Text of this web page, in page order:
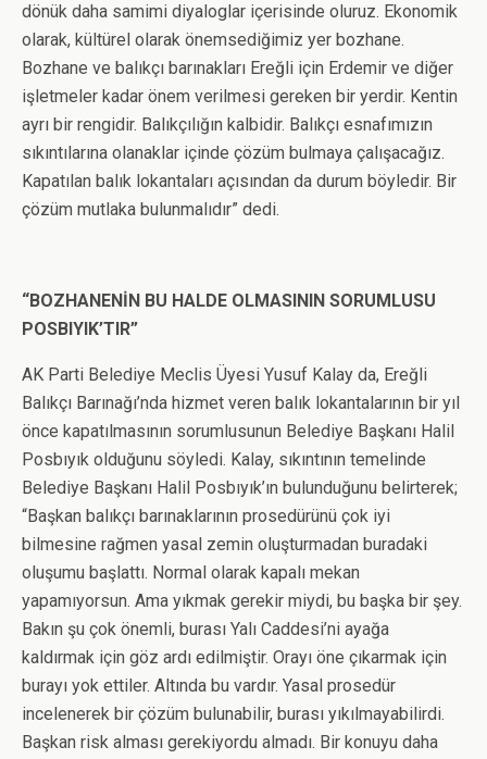
dönük daha samimi diyaloglar içerisinde oluruz. Ekonomik
olarak, kültürel olarak önemsediğimiz yer bozhane.
Bozhane ve balıkçı barınakları Ereğli için Erdemir ve diğer
işletmeler kadar önem verilmesi gereken bir yerdir. Kentin
ayrı bir rengidir. Balıkçılığın kalbidir. Balıkçı esnafımızın
sıkıntılarına olanaklar içinde çözüm bulmaya çalışacağız.
Kapatılan balık lokantaları açısından da durum böyledir. Bir
çözüm mutlaka bulunmalıdır” dedi.
“BOZHANENİN BU HALDE OLMASININ SORUMLUSU
POSBIYIK’TIR”
AK Parti Belediye Meclis Üyesi Yusuf Kalay da, Ereğli
Balıkçı Barınağı’nda hizmet veren balık lokantalarının bir yıl
önce kapatılmasının sorumlusunun Belediye Başkanı Halil
Posbıyık olduğunu söyledi. Kalay, sıkıntının temelinde
Belediye Başkanı Halil Posbıyık’ın bulunduğunu belirterek;
“Başkan balıkçı barınaklarının prosedürünü çok iyi
bilmesine rağmen yasal zemin oluşturmadan buradaki
oluşumu başlattı. Normal olarak kapalı mekan
yapamıyorsun. Ama yıkmak gerekir miydi, bu başka bir şey.
Bakın şu çok önemli, burası Yalı Caddesi’ni ayağa
kaldırmak için göz ardı edilmiştir. Orayı öne çıkarmak için
burayı yok ettiler. Altında bu vardır. Yasal prosedür
incelenerek bir çözüm bulunabilir, burası yıkılmayabilirdi.
Başkan risk alması gerekiyordu almadı. Bir konuyu daha